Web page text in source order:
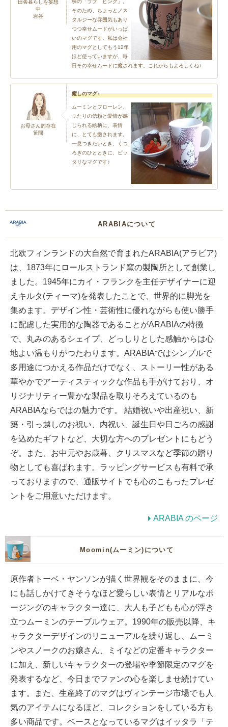
田舎暮らしを妄想
中
岩谷
株の「ラブ ピンク」。
そのため、ちょっとノス
タルジーな雰囲気もあり
つつ幸せムードがいっぱ
いのマグです。私は会社
用のマグとしてもう12年
ほど使っていますが、毎
日その幸せムードに癒されます。これからもよろしくね♪
お母さん的存在
笹間
癒しのマグ♪
ムーミンとフローレン、
ふたりの信頼と愛情が感
じられる絵柄に、表情
に、とても癒されます。
一息つきたいとき、くつ
ろぎのひとときに、ピッ
タリなマグです♪
ARABIAについて
北欧フィンランドの大自然で育まれたARABIA(アラビア)
は、1873年にロールストランド窯の製陶所として創業し
ました。1945年にカイ・フランクを主任デザイナーに迎
えキルタ(ティーマ)を発表したことで、世界的に脚光を
集めます。デザイン性・芸術性に優れながらも使い勝手
に配慮した実用的な陶器であることがARABIAの特徴
で、丸みのあるシェイプ、どっしりとした感触からは心
地よい温もりがつたわります。ARABIAではシンプルで
多用途につかえる作品だけでなく、ストーリー性がある
華やかでアーティスティックな作品も手がけており、オ
リジナリティー豊かな製品を取りそろえているのも
ARABIAならではの魅力です。 結婚祝いや出産祝い、新
築・引っ越しのお祝い、内祝い、誕生日や日ごろの感謝
を込めたギフトなど、大切な方へのプレゼントにもどう
ぞ。また、お中元やお歳暮、クリスマスなど季節の贈り
物としても喜ばれます。ラッピングサービスも有料で承
っておりますので、通販サイトでも心のこもったプレゼ
ントをご用意いただけます。
ARABIA のページ
Moomin(ムーミン)について
原作者トーベ・ヤンソンが描く世界観をそのままに、今
にも話しかけてきそうなほど愛らしい表情とリアルなポ
ージングのキャラクター達に、大人も子どもも心が浮き
立つムーミンのテーブルウェア。1990年の販売以降、キ
ャラクターデザインのリニューアルを繰り返し、ムーミ
ンやスノークのお嬢さん、ミイなどの定番キャラクター
に加え、新しいキャラクターの登場や季節限定のマグを
発表するなど、今日までファンの心を楽しませ続けてい
ます。また、生産終了のマグはヴィンテージ市場でも人
気のアイテムになるほど、コレクションをしている方も
多い商品です。ベースとなっているマグはイッタラ「テ